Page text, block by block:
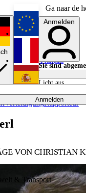
Ga naar de
Anmelden
& Transport
VerteidigungRapporteur
English
Français
Anmelden
Sie sind
Licht aus
VON CHRISTIAN